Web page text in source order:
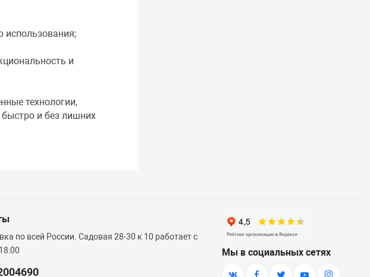
использования;
и
технологии,
и без лишних
по всей России. Садовая 28-30 к 10 работает с
Мы в социальных сетях